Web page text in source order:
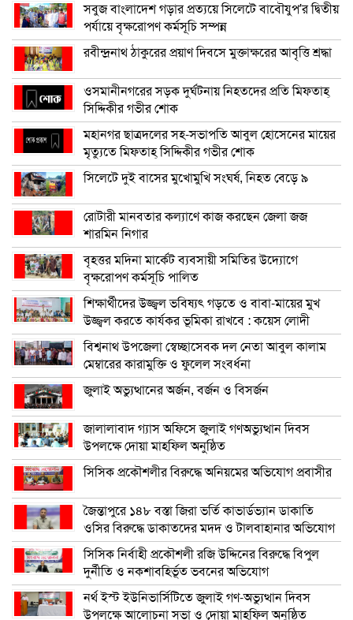
সবুজ বাংলাদেশ গড়ার প্রত্যয়ে সিলেটে বাবৌযুপ’র দ্বিতীয়
পর্যায়ে বৃক্ষরোপণ কর্মসূচি সম্পন্ন
রবীন্দ্রনাথ ঠাকুরের প্রয়াণ দিবসে মুক্তাক্ষরের আবৃত্তি শ্রদ্ধা
ওসমানীনগরের সড়ক দুর্ঘটনায় নিহতদের প্রতি মিফতাহ্
সিদ্দিকীর গভীর শোক
মহানগর ছাত্রদলের সহ-সভাপতি আবুল হোসেনের মায়ের
মৃত্যুতে মিফতাহ্ সিদ্দিকীর গভীর শোক
সিলেটে দুই বাসের মুখোমুখি সংঘর্ষ, নিহত বেড়ে ৯
রোটারী মানবতার কল্যাণে কাজ করছেন জেলা জজ
শারমিন নিগার
বৃহত্তর মদিনা মার্কেট ব্যবসায়ী সমিতির উদ্যোগে
বৃক্ষরোপণ কর্মসূচি পালিত
শিক্ষার্থীদের উজ্জ্বল ভবিষ্যৎ গড়তে ও বাবা-মায়ের মুখ
উজ্জ্বল করতে কার্যকর ভূমিকা রাখবে : কয়েস লোদী
বিশ্বনাথ উপজেলা স্বেচ্ছাসেবক দল নেতা আবুল কালাম
মেম্বারের কারামুক্তি ও ফুলেল সংবর্ধনা
জুলাই অভ্যুত্থানের অর্জন, বর্জন ও বিসর্জন
জালালাবাদ গ্যাস অফিসে জুলাই গণঅভ্যুত্থান দিবস
উপলক্ষে দোয়া মাহফিল অনুষ্ঠিত
সিসিক প্রকৌশলীর বিরুদ্ধে অনিয়মের অভিযোগ প্রবাসীর
জৈন্তাপুরে ১৪৮ বস্তা জিরা ভর্তি কাভার্ডভ্যান ডাকাতি
ওসির বিরুদ্ধে ডাকাতদের মদদ ও টালবাহানার অভিযোগ
সিসিক নির্বাহী প্রকৌশলী রজি উদ্দিনের বিরুদ্ধে বিপুল
দুর্নীতি ও নকশাবহির্ভূত ভবনের অভিযোগ
নর্থ ইস্ট ইউনিভার্সিটিতে জুলাই গণ-অভ্যুত্থান দিবস
উপলক্ষে আলোচনা সভা ও দোয়া মাহফিল অনুষ্ঠিত